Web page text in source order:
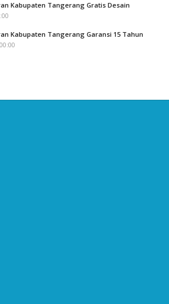
Kabupaten Tangerang Gratis Desain
Kabupaten Tangerang Garansi 15 Tahun